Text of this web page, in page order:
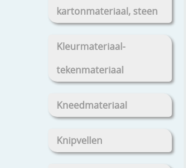
kartonmateriaal, steen
Kleurmateriaal-
tekenmateriaal
Kneedmateriaal
Knipvellen